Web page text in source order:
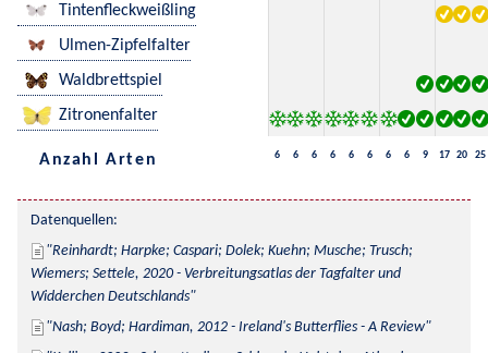
Tintenfleckweißling
Ulmen-Zipfelfalter
Waldbrettspiel
Zitronenfalter
Anzahl Arten 6 6 6 6 6 6 6 6 9 17 20 25
Datenquellen:
Reinhardt; Harpke; Caspari; Dolek; Kuehn; Musche; Trusch;
Wiemers; Settele, 2020 - Verbreitungsatlas der Tagfalter und
Widderchen Deutschlands
Nash; Boyd; Hardiman, 2012 - Ireland's Butterflies - A Review